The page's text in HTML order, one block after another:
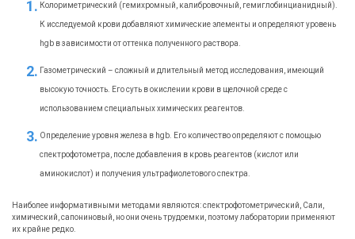
Колориметрический (гемихромный, калибровочный, гемиглобинцианидный).
К исследуемой крови добавляют химические элементы и определяют уровень
hgb в зависимости от оттенка полученного раствора.
Газометрический – сложный и длительный метод исследования, имеющий
высокую точность. Его суть в окислении крови в щелочной среде с
использованием специальных химических реагентов.
Определение уровня железа в hgb. Его количество определяют с помощью
спектрофотометра, после добавления в кровь реагентов (кислот или
аминокислот) и получения ультрафиолетового спектра.
Наиболее информативными методами являются: спектрофотометрический, Сали,
химический, сапониновый, но они очень трудоемки, поэтому лаборатории применяют
их крайне редко.